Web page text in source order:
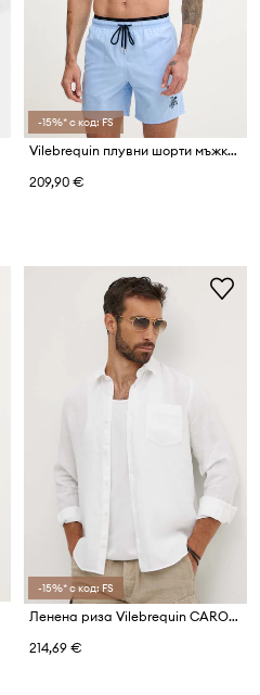
-15%* с код: FS
Vilebrequin плувни шорти мъжки MOKA
209,90 €
-15%* с код: FS
Ленена риза Vilebrequin CAROUBIS
214,69 €